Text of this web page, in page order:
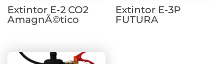
Extintor E-2 CO2
AmagnÃ©tico
Extintor E-3P
FUTURA